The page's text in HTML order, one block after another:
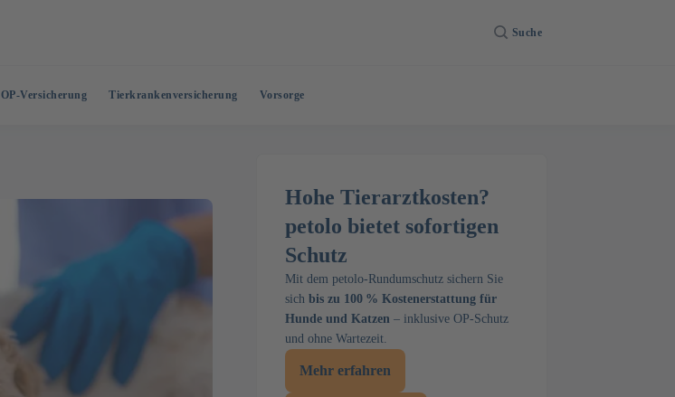
Suche
OP-Versicherung Tierkrankenversicherung Vorsorge
Hohe Tierarztkosten?
petolo bietet sofortigen
Schutz
Mit dem petolo-Rundumschutz sichern Sie
sich bis zu 100 % Kostenerstattung für
Hunde und Katzen – inklusive OP-Schutz
und ohne Wartezeit.
Mehr erfahren